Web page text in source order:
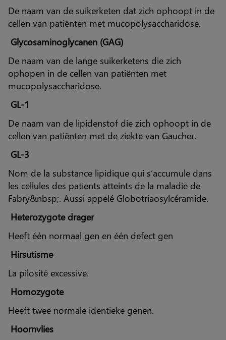
De naam van de suikerketen dat zich ophoopt in de
cellen van patiënten met mucopolysaccharidose.
Glycosaminoglycanen (GAG)
De naam van de lange suikerketens die zich
ophopen in de cellen van patiënten met
mucopolysaccharidose.
GL-1
De naam van de lipidenstof die zich ophoopt in de
cellen van patiënten met de ziekte van Gaucher.
GL-3
Nom de la substance lipidique qui s’accumule dans
les cellules des patients atteints de la maladie de
Fabry&nbsp;. Aussi appelé Globotriaosylcéramide.
Heterozygote drager
Heeft één normaal gen en één defect gen
Hirsutisme
La pilosité excessive.
Homozygote
Heeft twee normale identieke genen.
Hoornvlies